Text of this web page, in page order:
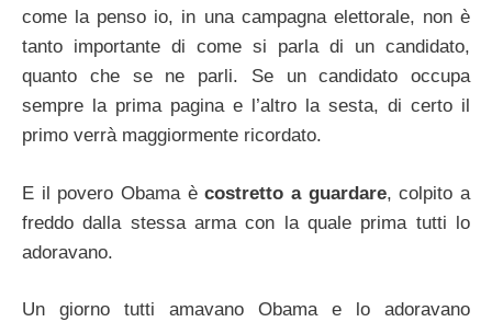
come la penso io, in una campagna elettorale, non è
tanto importante di come si parla di un candidato,
quanto che se ne parli. Se un candidato occupa
sempre la prima pagina e l’altro la sesta, di certo il
primo verrà maggiormente ricordato.
E il povero Obama ècostretto a guardare, colpito a
freddo dalla stessa arma con la quale prima tutti lo
adoravano.
Un giorno tutti amavano Obama e lo adoravano